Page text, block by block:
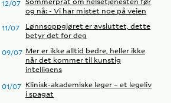
12/07
og nå: - Vi har mistet noe på veien
11/07
Lønnsoppgjøret er avsluttet, dette
betyr det for deg
09/07 Mer er ikke alltid bedre, heller ikke
når det kommer til kunstig
intelligens
01/07 Klinisk-akademiske leger – et legeliv
i spagat